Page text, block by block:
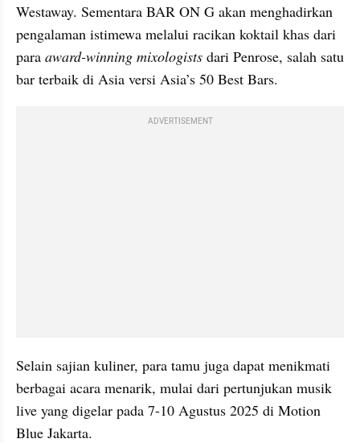
Westaway. Sementara BAR ON G akan menghadirkan
pengalaman istimewa melalui racikan koktail khas dari
para award-winning mixologists dari Penrose, salah satu
bar terbaik di Asia versi Asia’s 50 Best Bars.
ADVERTISEMENT
Selain sajian kuliner, para tamu juga dapat menikmati
berbagai acara menarik, mulai dari pertunjukan musik
live yang digelar pada 7-10 Agustus 2025 di Motion
Blue Jakarta.